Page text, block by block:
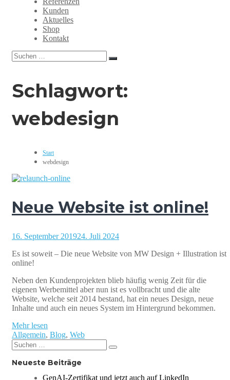
Illustration
Grafikdesign,
Webdesign,
Marketing,
Mediengestaltung
Kunden
Aktuelles
Shop
Kontakt
Suchen
nach:
Suchen
Schlagwort:
webdesign
Start
webdesign
Neue Website ist online!
16. September 201924. Juli 2024
Es ist soweit – Die neue Website von MW Design + Illustration ist
online!
Neben den Kundenprojekten blieb häufig wenig Zeit für die
eigenen Werbemittel aber nun ist es vollbracht und die alte
Website, welche seit 2014 bestand, hat ein neues Design, neue
Inhalte und auch ein neues System im Hintergrund bekommen.
Mehr lesen
Allgemein, Blog, Web
Suchen
nach:
Suchen
Neueste Beiträge
GenAI-Zertifikat und jetzt auch auf LinkedIn